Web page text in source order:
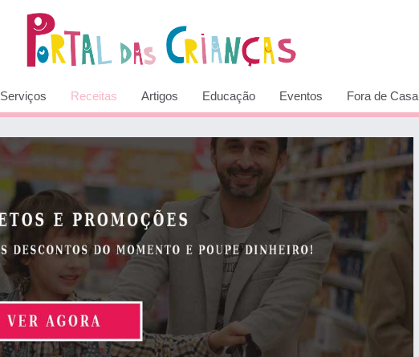
Serviços Receitas Artigos Educação Eventos Fora de Casa